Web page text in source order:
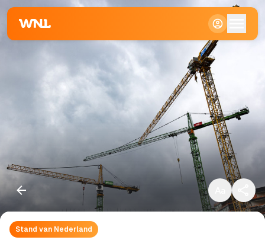
Klein
Standaard
Groot
Stand van Nederland